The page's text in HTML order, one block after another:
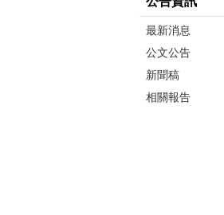
最新消息
公文公告
新聞稿
相關報告